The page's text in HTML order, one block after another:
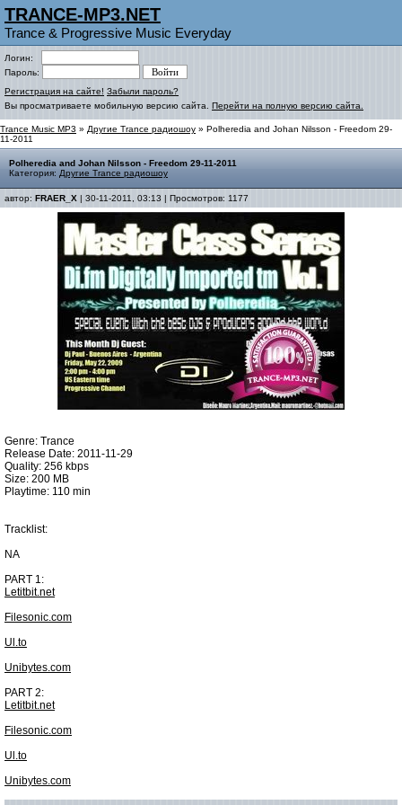
TRANCE-MP3.NET
Trance & Progressive Music Everyday
Логин:
Пароль:
Регистрация на сайте! Забыли пароль?
Вы просматриваете мобильную версию сайта. Перейти на полную версию сайта.
Trance Music MP3 » Другие Trance радиошоу » Polheredia and Johan Nilsson - Freedom 29-
11-2011
Polheredia and Johan Nilsson - Freedom 29-11-2011
Категория: Другие Trance радиошоу
автор: FRAER_X | 30-11-2011, 03:13 | Просмотров: 1177
Genre: Trance
Release Date: 2011-11-29
Quality: 256 kbps
Size: 200 MB
Playtime: 110 min
Tracklist:
NA
PART 1:
Letitbit.net
Filesonic.com
Ul.to
Unibytes.com
PART 2:
Letitbit.net
Filesonic.com
Ul.to
Unibytes.com